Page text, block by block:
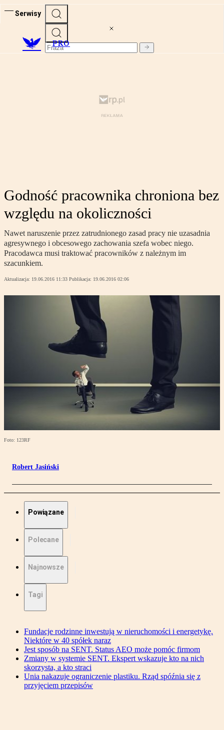
Serwisy
PRO
Godność pracownika chroniona bez
względu na okoliczności
Nawet naruszenie przez zatrudnionego zasad pracy nie uzasadnia
agresywnego i obcesowego zachowania szefa wobec niego.
Pracodawca musi traktować pracowników z należnym im
szacunkiem.
Aktualizacja: 19.06.2016 11:33 Publikacja: 19.06.2016 02:06
Foto: 123RF
Robert Jasiński
Powiązane
Polecane
Najnowsze
Tagi
Fundacje rodzinne inwestują w nieruchomości i energetykę.
Niektóre w 40 spółek naraz
Jest sposób na SENT. Status AEO może pomóc firmom
Zmiany w systemie SENT. Ekspert wskazuje kto na nich
skorzysta, a kto straci
Unia nakazuje ograniczenie plastiku. Rząd spóźnia się z
przyjęciem przepisów